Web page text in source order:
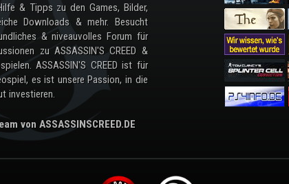
& Tipps zu den Games, Bilder,
Downloads & mehr. Besucht
& niveauvolles Forum für
zu ASSASSIN'S CREED &
ASSASSIN'S CREED ist für
es ist unsere Passion, in die
investieren.
von ASSASSINSCREED.DE